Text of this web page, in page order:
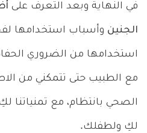
في النهاية وبعد التعرف على
الجنين وأسباب استخدامها
استخدامها من الضروري
مع الطبيب حتى تتمكني من
الصحي بانتظام، مع تمنياتنا
لكِ ولطفلك.